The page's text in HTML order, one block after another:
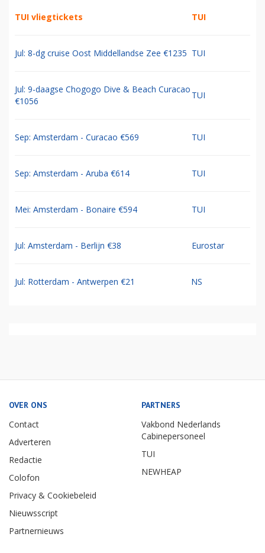
TUI vliegtickets TUI
Jul: 8-dg cruise Oost Middellandse Zee €1235 TUI
Jul: 9-daagse Chogogo Dive & Beach Curacao
€1056
TUI
Sep: Amsterdam - Curacao €569 TUI
Sep: Amsterdam - Aruba €614 TUI
Mei: Amsterdam - Bonaire €594 TUI
Jul: Amsterdam - Berlijn €38 Eurostar
Jul: Rotterdam - Antwerpen €21 NS
OVER ONS
Contact
Adverteren
Redactie
Colofon
Privacy & Cookiebeleid
Nieuwsscript
Partnernieuws
PARTNERS
Vakbond Nederlands
Cabinepersoneel
TUI
NEWHEAP